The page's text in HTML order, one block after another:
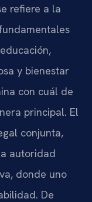
refiere a la
y bienestar
con cuál de
principal. El
conjunta,
autoridad
donde uno
De